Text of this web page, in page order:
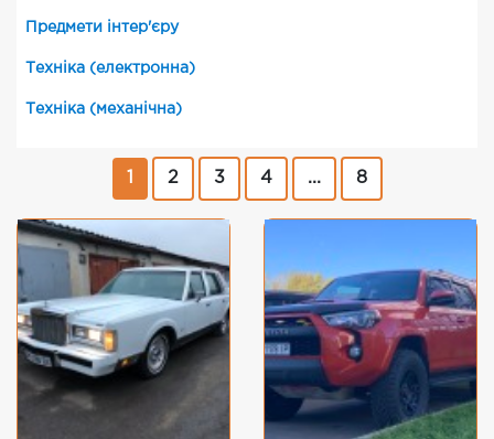
Предмети інтер'єру
Техніка (електронна)
Техніка (механічна)
2 3 4 ... 8